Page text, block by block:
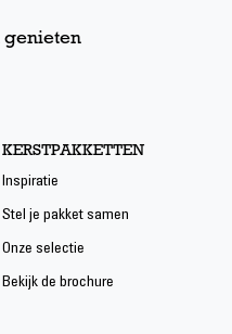
genieten
KERSTPAKKETTEN
Inspiratie
Stel je pakket samen
Onze selectie
Bekijk de brochure